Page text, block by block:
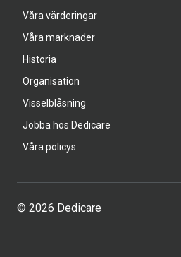
Våra värderingar
Våra marknader
Historia
Organisation
Visselblåsning
Jobba hos Dedicare
Våra policys
© 2026 Dedicare